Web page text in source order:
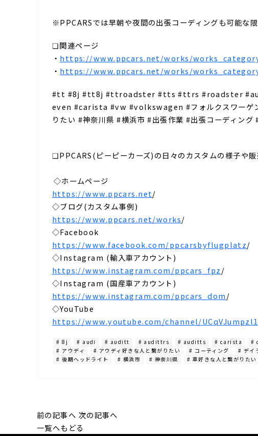
※PPCARSでは早朝や夜間の出張コーディングも可能な限
❏関連ページ
・ https://www.ppcars.net/works/
・ https://www.ppcars.net/works/
#tt #8j #tt8j #ttroadster #tts #ttrs #roadster
even #carista #vw #volkswagen #フォルクスワーゲン
りたい #神奈川県 #横浜市 #出張作業 #出張コーディン
❏PPCARS(ピーピーカーズ)の日々のカスタムの様子や
⁣⁣◇ホームページ⁡
https://www.ppcars.net/
◇ブログ(カスタム事例)⁡
https://www.ppcars.net/works/
◇Facebook⁡
https://www.facebook.com/ppcarsbyflugplatz/
◇Instagram (輸入車アカウント)⁡
https://www.instagram.com/ppcars_fpz/
◇Instagram (国産車アカウント)⁡
https://www.instagram.com/ppcars_dom/
◇YouTube⁡
https://www.youtube.com/channel/
# 8j # audi # auditt # audittrs # auditts # carista #
# アウディ
# アウディ好きな人と繋がりたい # コーティング # デイ
# 後期ヘッドライト
# 横浜市 # 神奈川県 # 車好きな人と繋がりたい
前の記事へ 次の記事へ
一覧へもどる